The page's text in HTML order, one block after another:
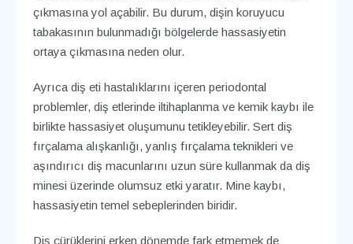
çıkmasına yol açabilir. Bu durum, dişin koruyucu
tabakasının bulunmadığı bölgelerde hassasiyetin
ortaya çıkmasına neden olur.
Ayrıca diş eti hastalıklarını içeren periodontal
problemler, diş etlerinde iltihaplanma ve kemik kaybı ile
birlikte hassasiyet oluşumunu tetikleyebilir. Sert diş
fırçalama alışkanlığı, yanlış fırçalama teknikleri ve
aşındırıcı diş macunlarını uzun süre kullanmak da diş
minesi üzerinde olumsuz etki yaratır. Mine kaybı,
hassasiyetin temel sebeplerinden biridir.
Diş çürüklerini erken dönemde fark etmemek de